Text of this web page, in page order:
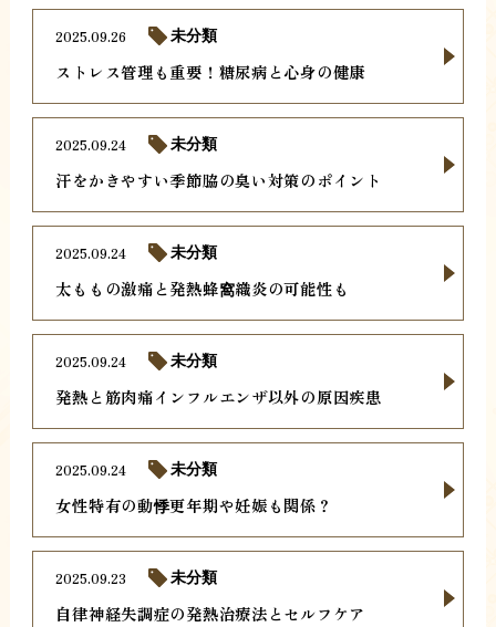
ストレス管理も重要！糖尿病と心身の健康
2025.09.26 未分類
汗をかきやすい季節脇の臭い対策のポイント
2025.09.24 未分類
太ももの激痛と発熱蜂窩織炎の可能性も
2025.09.24 未分類
発熱と筋肉痛インフルエンザ以外の原因疾患
2025.09.24 未分類
女性特有の動悸更年期や妊娠も関係？
2025.09.24 未分類
自律神経失調症の発熱治療法とセルフケア
2025.09.23 未分類